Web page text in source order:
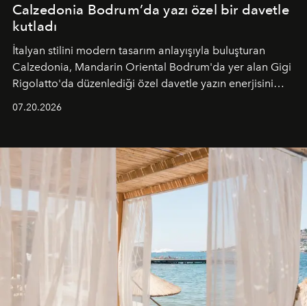
Calzedonia Bodrum’da yazı özel bir davetle
kutladı
İtalyan stilini modern tasarım anlayışıyla buluşturan
Calzedonia, Mandarin Oriental Bodrum'da yer alan Gigi
Rigolatto'da düzenlediği özel davetle yazın enerjisini
07.20.2026